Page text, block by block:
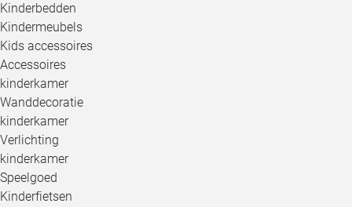
Kinderbedden
Kindermeubels
Kids accessoires
Accessoires
kinderkamer
Wanddecoratie
kinderkamer
Verlichting
kinderkamer
Speelgoed
Kinderfietsen